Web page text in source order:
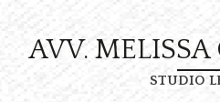
AVV.
STUDIO